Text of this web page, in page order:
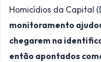
Homicídios da Capital
monitoramento
chegarem na
então apontados